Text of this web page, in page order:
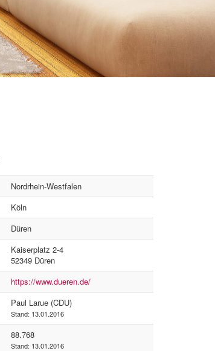
Nordrhein-Westfalen
Köln
Düren
Kaiserplatz 2-4
52349 Düren
https://www.dueren.de/
Paul Larue (CDU)
Stand: 13.01.2016
88.768
Stand: 13.01.2016